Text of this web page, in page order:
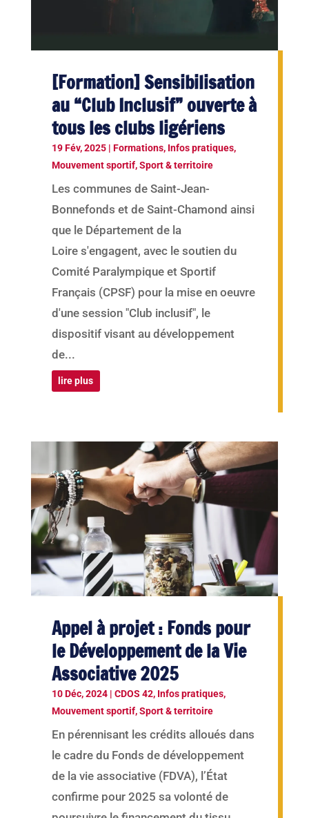
[Formation] Sensibilisation
au “Club Inclusif” ouverte à
tous les clubs ligériens
19 Fév, 2025| Formations, Infos pratiques,
Mouvement sportif,Sport & territoire
Les communes de Saint-Jean-
Bonnefonds et de Saint-Chamond ainsi
que le Département de la
Loire s'engagent, avec le soutien du
Comité Paralympique et Sportif
Français (CPSF) pour la mise en oeuvre
d'une session "Club inclusif", le
dispositif visant au développement
de...
lire plus
Appel à projet : Fonds pour
le Développement de la Vie
Associative 2025
10 Déc, 2024| CDOS 42, Infos pratiques,
Mouvement sportif,Sport & territoire
En pérennisant les crédits alloués dans
le cadre du Fonds de développement
de la vie associative (FDVA), l’État
confirme pour 2025 sa volonté de